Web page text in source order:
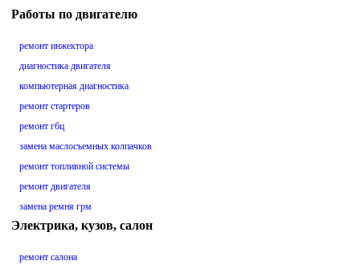
Работы по двигателю
ремонт инжектора
диагностика двигателя
компьютерная диагностика
ремонт стартеров
ремонт гбц
замена маслосъемных колпачков
ремонт топливной системы
ремонт двигателя
замена ремня грм
Электрика, кузов, салон
ремонт салона